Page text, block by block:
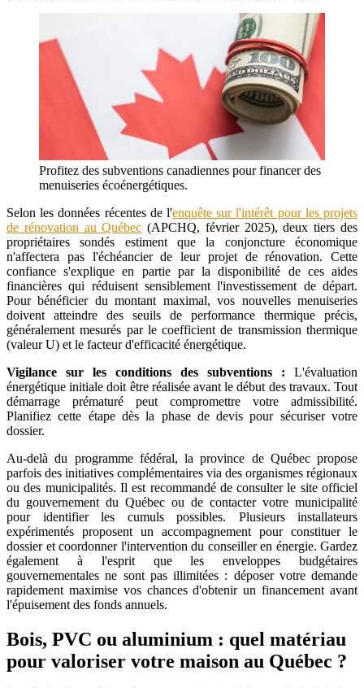
Profitez des subventions canadiennes pour financer des
menuiseries écoénergétiques.
Selon les données récentes de l'enquête sur l'intérêt pour les projets
de rénovation au Québec (APCHQ, février 2025), deux tiers des
propriétaires sondés estiment que la conjoncture économique
n'affectera pas l'échéancier de leur projet de rénovation. Cette
confiance s'explique en partie par la disponibilité de ces aides
financières qui réduisent sensiblement l'investissement de départ.
Pour bénéficier du montant maximal, vos nouvelles menuiseries
doivent atteindre des seuils de performance thermique précis,
généralement mesurés par le coefficient de transmission thermique
(valeur U) et le facteur d'efficacité énergétique.
Vigilance sur les conditions des subventions : L'évaluation
énergétique initiale doit être réalisée avant le début des travaux. Tout
démarrage prématuré peut compromettre votre admissibilité.
Planifiez cette étape dès la phase de devis pour sécuriser votre
dossier.
Au-delà du programme fédéral, la province de Québec propose
parfois des initiatives complémentaires via des organismes régionaux
ou des municipalités. Il est recommandé de consulter le site officiel
du gouvernement du Québec ou de contacter votre municipalité
pour identifier les cumuls possibles. Plusieurs installateurs
expérimentés proposent un accompagnement pour constituer le
dossier et coordonner l'intervention du conseiller en énergie. Gardez
également à l'esprit que les enveloppes budgétaires
gouvernementales ne sont pas illimitées : déposer votre demande
rapidement maximise vos chances d'obtenir un financement avant
l'épuisement des fonds annuels.
Bois, PVC ou aluminium : quel matériau
pour valoriser votre maison au Québec ?